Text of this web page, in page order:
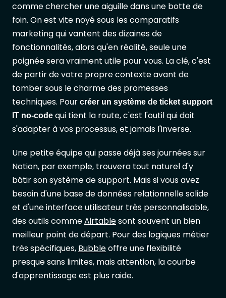
comme chercher une aiguille dans une botte de
foin. On est vite noyé sous les comparatifs
marketing qui vantent des dizaines de
fonctionnalités, alors qu'en réalité, seule une
poignée sera vraiment utile pour vous. La clé, c'est
de partir de votre propre contexte avant de
tomber sous le charme des promesses
techniques. Pour créer un système de ticket support
IT no-code qui tient la route, c'est l'outil qui doit
s'adapter à vos processus, et jamais l'inverse.
Une petite équipe qui passe déjà ses journées sur
Notion, par exemple, trouvera tout naturel d'y
bâtir son système de support. Mais si vous avez
besoin d'une base de données relationnelle solide
et d'une interface utilisateur très personnalisable,
des outils commeAirtablesont souvent un bien
meilleur point de départ. Pour des logiques métier
très spécifiques, Bubbleoffre une flexibilité
presque sans limites, mais attention, la courbe
d'apprentissage est plus raide.